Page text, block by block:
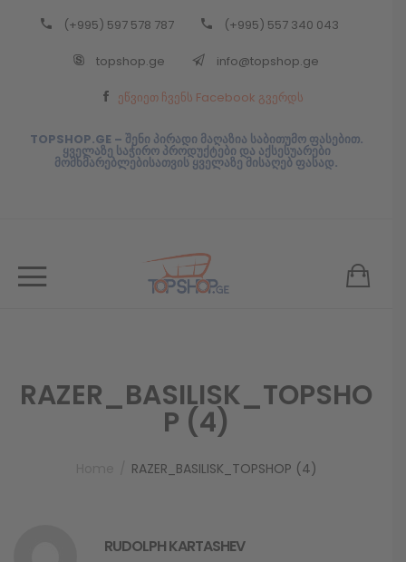
(+995) 597 578 787 (+995) 557 340 043
topshop.ge info@topshop.ge
ეწვიეთ ჩვენს Facebook გვერდს
TOPSHOP.GE – შენი პირადი მაღაზია საბითუმო ფასებით.
ყველაზე საჭირო პროდუქტები და აქსესუარები
მომხმარებლებისათვის ყველაზე მისაღებ ფასად.
RAZER_BASILISK_TOPSHO
P (4)
RAZER_BASILISK_TOPSHOP (4)
RUDOLPH KARTASHEV
Back